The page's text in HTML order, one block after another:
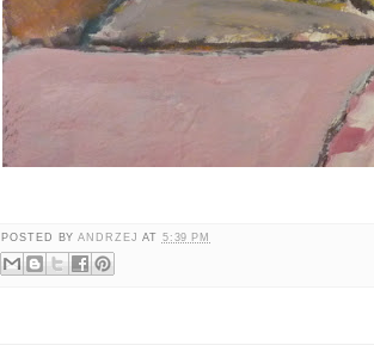
POSTED BYANDRZEJ AT 5:39 PM